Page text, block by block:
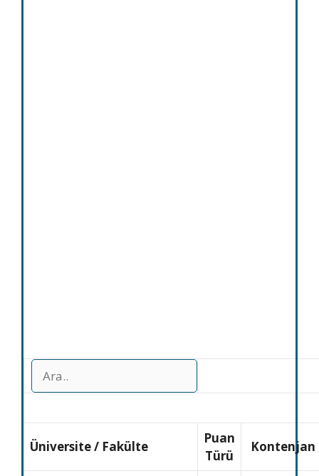
Üniversite/ Fakülte
Puan
Türü
Kontenjan